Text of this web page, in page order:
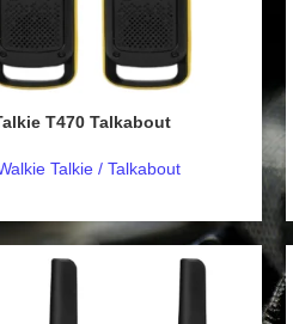
T470 Talkabout
Talkie / Talkabout